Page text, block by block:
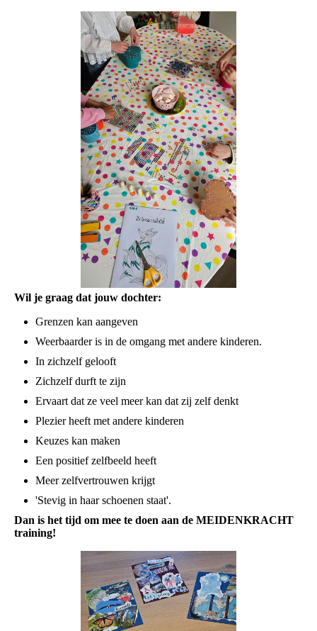
Wil je graag dat jouw dochter:
Grenzen kan aangeven
Weerbaarder is in de omgang met andere kinderen.
In zichzelf gelooft
Zichzelf durft te zijn
Ervaart dat ze veel meer kan dat zij zelf denkt
Plezier heeft met andere kinderen
Keuzes kan maken
Een positief zelfbeeld heeft
Meer zelfvertrouwen krijgt
'Stevig in haar schoenen staat'.
Dan is het tijd om mee te doen aan de MEIDENKRACHT
training!